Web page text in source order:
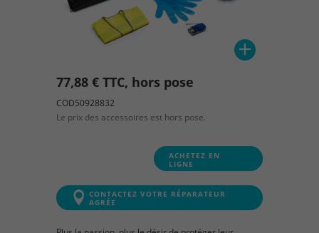
77,88 € TTC, hors pose
COD50928832
Le prix des accessoires est hors pose.
ACHETEZ EN
LIGNE
CONTACTEZ VOTRE RÉPARATEUR
AGRÉE